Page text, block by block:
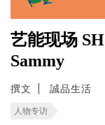
艺能现场
Sammy
撰文 誠品生活
人物专访